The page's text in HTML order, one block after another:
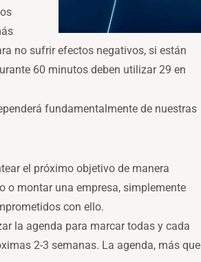
no sufrir efectos negativos, si están
60 minutos deben utilizar 29 en
fundamentalmente de nuestras
el próximo objetivo de manera
o montar una empresa, simplemente
con ello.
la agenda para marcar todas y cada
2-3 semanas. La agenda, más que